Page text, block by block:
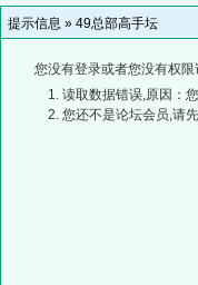
提示信息 » 49总部高手坛
您没有登录或者您没有权
读取数据错误,原因：
您还不是论坛会员,请